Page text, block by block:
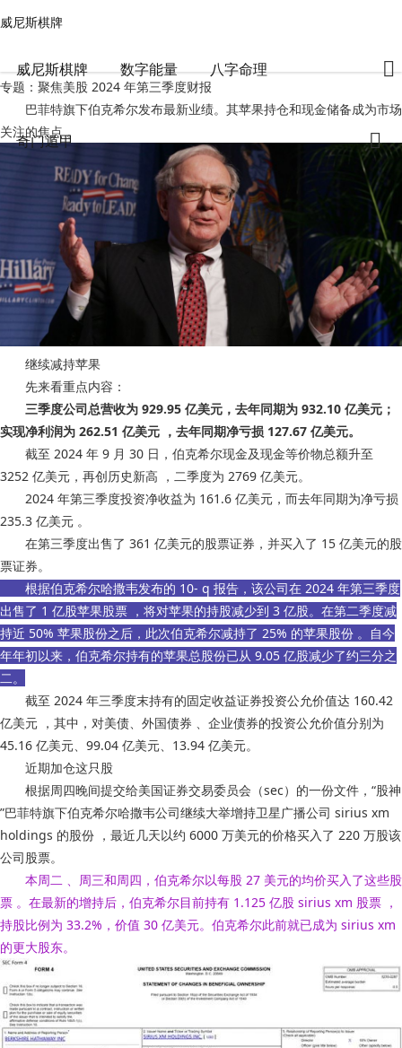
威尼斯棋牌
威尼斯棋牌 数字能量 八字命理
奇门遁甲
威尼斯棋牌
突发！巴菲特，狂卖苹果1亿股！-威尼斯棋牌
专题：聚焦美股 2024 年第三季度财报
巴菲特旗下伯克希尔发布最新业绩。其苹果持仓和现金储备成为市场
关注的焦点 。
继续减持苹果
先来看重点内容：
三季度公司总营收为 929.95 亿美元，去年同期为 932.10 亿美元；
实现净利润为 262.51 亿美元 ，去年同期净亏损 127.67 亿美元。
截至 2024 年 9 月 30 日，伯克希尔现金及现金等价物总额升至
3252 亿美元，再创历史新高 ，二季度为 2769 亿美元。
2024 年第三季度投资净收益为 161.6 亿美元 ，而去年同期为净亏损
235.3 亿美元 。
在第三季度出售了 361 亿美元的股票证券，并买入了 15 亿美元的股
票证券。
根据伯克希尔哈撒韦发布的 10- q 报告，该公司在 2024 年第三季度
出售了 1 亿股苹果股票 ，将对苹果的持股减少到 3 亿股。在第二季度减
持近 50% 苹果股份之后，此次伯克希尔减持了 25% 的苹果股份 。自今
年年初以来，伯克希尔持有的苹果总股份已从 9.05 亿股减少了约三分之
二 。
截至 2024 年三季度末持有的固定收益证券投资公允价值达 160.42
亿美元 ，其中，对美债、外国债券 、企业债券的投资公允价值分别为
45.16 亿美元、99.04 亿美元、13.94 亿美元。
近期加仓这只股
根据周四晚间提交给美国证券交易委员会（sec）的一份文件，“股神
”巴菲特旗下伯克希尔哈撒韦公司继续大举增持卫星广播公司 sirius xm
holdings 的股份 ，最近几天以约 6000 万美元的价格买入了 220 万股该
公司股票。
本周二 、周三和周四，伯克希尔以每股 27 美元的均价买入了这些股
票 。在最新的增持后，伯克希尔目前持有 1.125 亿股 sirius xm 股票 ，
持股比例为 33.2%，价值 30 亿美元。伯克希尔此前就已成为 sirius xm
的更大股东。